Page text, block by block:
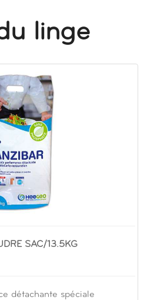
linge
SAC/13.5KG
détachante spéciale